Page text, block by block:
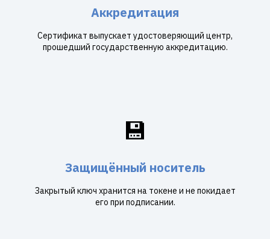
Аккредитация
Сертификат выпускает удостоверяющий центр,
прошедший государственную аккредитацию.
💾
Защищённый носитель
Закрытый ключ хранится на токене и не покидает
его при подписании.